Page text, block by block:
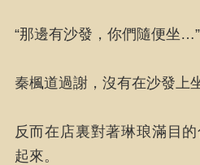
“那邊有沙發，你們隨便坐…”
秦楓道過謝，沒有在沙發上
反而在店裏對著琳琅滿目
起來。